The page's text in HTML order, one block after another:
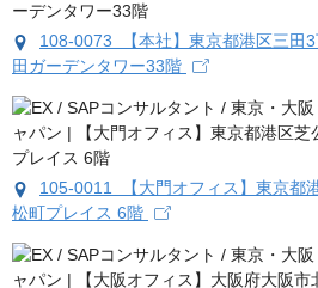
108-0073 【本社】東京都港区三田
田ガーデンタワー33階
105-0011 【大門オフィス】東京都
松町プレイス 6階